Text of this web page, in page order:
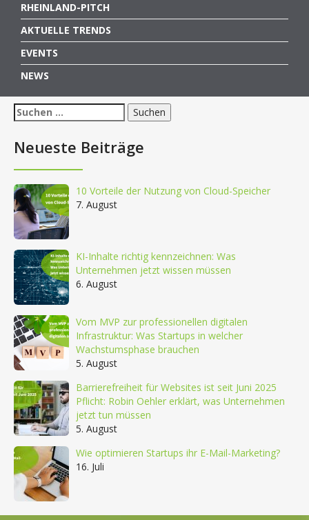
RHEINLAND-PITCH
AKTUELLE TRENDS
EVENTS
NEWS
Suchen
nach:
Neueste Beiträge
10 Vorteile der Nutzung von Cloud-Speicher
7. August
KI-Inhalte richtig kennzeichnen: Was
Unternehmen jetzt wissen müssen
6. August
Vom MVP zur professionellen digitalen
Infrastruktur: Was Startups in welcher
Wachstumsphase brauchen
5. August
Barrierefreiheit für Websites ist seit Juni 2025
Pflicht: Robin Oehler erklärt, was Unternehmen
jetzt tun müssen
5. August
Wie optimieren Startups ihr E-Mail-Marketing?
16. Juli